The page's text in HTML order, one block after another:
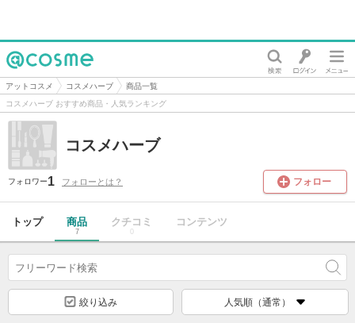
@cosme
アットコスメ コスメハーブ
商品一覧
コスメハーブ おすすめ商品・人気ランキング
コスメハーブ
フォロワー1 フォローとは？ フォロー
トップ 商品
7
クチコミ
0
コンテンツ
絞り込み 人気順（通常）